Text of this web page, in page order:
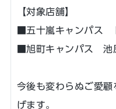
【対象店舗】
■五十嵐キャンパス
■旭町キャンパス 池
今後も変わらぬご愛
げます。